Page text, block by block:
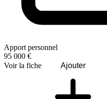
Apport personnel
95 000 €
Voir la fiche
Ajouter